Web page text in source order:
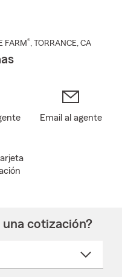
FARM®, TORRANCE, CA
Email al agente
cotización?